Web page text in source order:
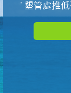
墾管處推低